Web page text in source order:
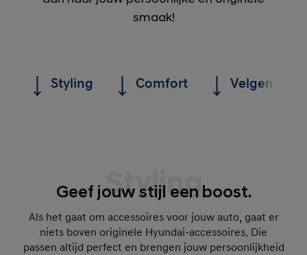
smaak!
Styling Comfort Velgen
Styling
Geef jouw stijl een boost.
Als het gaat om accessoires voor jouw auto, gaat er
niets boven originele Hyundai-accessoires. Die
passen altijd perfect en brengen jouw persoonlijkheid